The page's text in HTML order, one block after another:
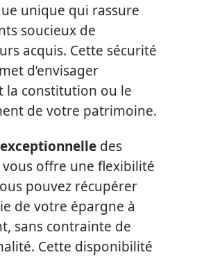
unique qui rassure
soucieux de
acquis. Cette sécurité
d’envisager
la constitution ou le
de votre patrimoine.
des
offre une flexibilité
pouvez récupérer
de votre épargne à
sans contrainte de
Cette disponibilité